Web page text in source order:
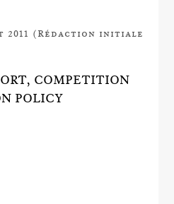
2011 (Rédaction initiale
COMPETITION
POLICY